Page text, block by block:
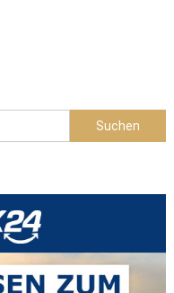
Suche nach: